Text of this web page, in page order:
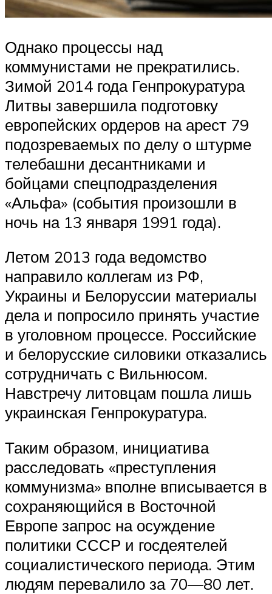
Однако процессы над
коммунистами не прекратились.
Зимой 2014 года Генпрокуратура
Литвы завершила подготовку
европейских ордеров на арест 79
подозреваемых по делу о штурме
телебашни десантниками и
бойцами спецподразделения
«Альфа» (события произошли в
ночь на 13 января 1991 года).
Летом 2013 года ведомство
направило коллегам из РФ,
Украины и Белоруссии материалы
дела и попросило принять участие
в уголовном процессе. Российские
и белорусские силовики отказались
сотрудничать с Вильнюсом.
Навстречу литовцам пошла лишь
украинская Генпрокуратура.
Таким образом, инициатива
расследовать «преступления
коммунизма» вполне вписывается в
сохраняющийся в Восточной
Европе запрос на осуждение
политики СССР и госдеятелей
социалистического периода. Этим
людям перевалило за 70—80 лет.